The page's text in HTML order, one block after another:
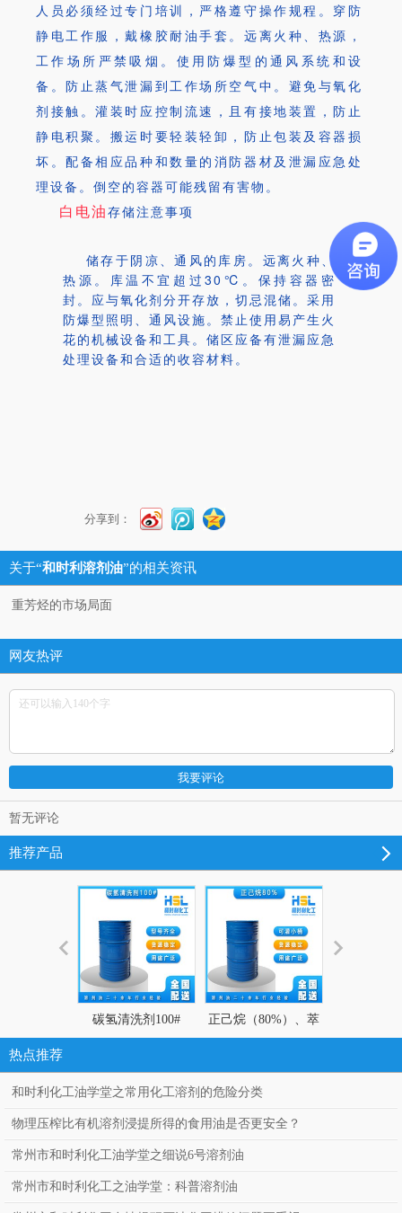
人员必须经过专门培训，严格遵守操作规程。穿防
静电工作服，戴橡胶耐油手套。远离火种、热源，
工作场所严禁吸烟。使用防爆型的通风系统和设
备。防止蒸气泄漏到工作场所空气中。避免与氧化
剂接触。灌装时应控制流速，且有接地装置，防止
静电积聚。搬运时要轻装轻卸，防止包装及容器损
坏。配备相应品种和数量的消防器材及泄漏应急处
理设备。倒空的容器可能残留有害物。
白电油存储注意事项
储存于阴凉、通风的库房。远离火种、
热源。库温不宜超过30℃。保持容器密
封。应与氧化剂分开存放，切忌混储。采用
防爆型照明、通风设施。禁止使用易产生火
花的机械设备和工具。储区应备有泄漏应急
处理设备和合适的收容材料。
分享到：
关于“和时利溶剂油”的相关资讯
重芳烃的市场局面
网友热评
暂无评论
推荐产品
碳氢清洗剂100# 正己烷（80%）、萃
提取
热点推荐
和时利化工油学堂之常用化工溶剂的危险分类
物理压榨比有机溶剂浸提所得的食用油是否更安全？
常州市和时利化工油学堂之细说6号溶剂油
常州市和时利化工之油学堂：科普溶剂油